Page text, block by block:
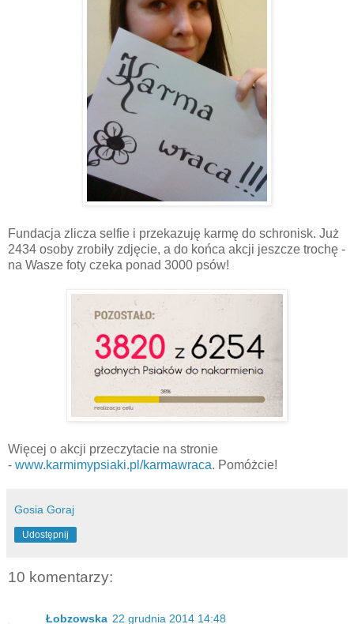
Fundacja zlicza selfie i przekazuję karmę do schronisk. Już
2434 osoby zrobiły zdjęcie, a do końca akcji jeszcze trochę -
na Wasze foty czeka ponad 3000 psów!
Więcej o akcji przeczytacie na stronie
- www.karmimypsiaki.pl/karmawraca. Pomóżcie!
Gosia Goraj
Udostępnij
10 komentarzy:
Łobzowska 22 grudnia 2014 14:48